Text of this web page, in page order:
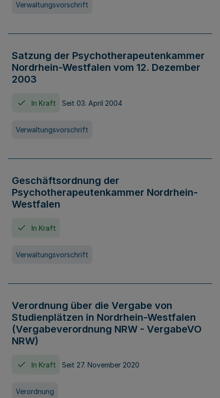
Verwaltungsvorschrift
Satzung der Psychotherapeutenkammer
Nordrhein-Westfalen vom 12. Dezember
2003
In Kraft Seit 03. April 2004
Verwaltungsvorschrift
Geschäftsordnung der
Psychotherapeutenkammer Nordrhein-
Westfalen
In Kraft
Verwaltungsvorschrift
Verordnung über die Vergabe von
Studienplätzen in Nordrhein-Westfalen
(Vergabeverordnung NRW - VergabeVO
NRW)
In Kraft Seit 27. November 2020
Verordnung